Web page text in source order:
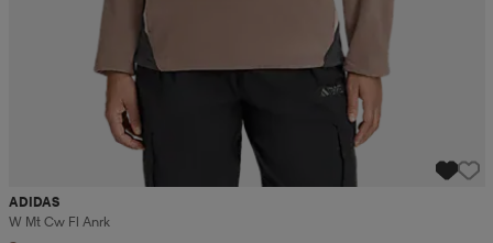
ADIDAS
W Mt Cw Fl Anrk